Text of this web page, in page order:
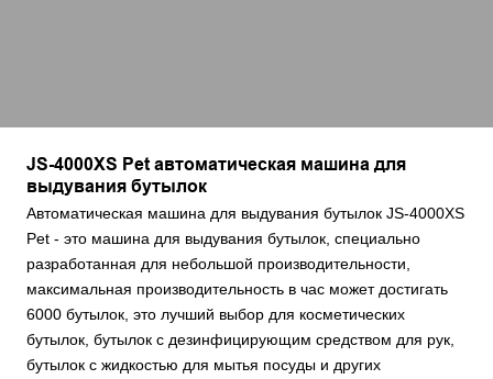
JS-4000XS Pet автоматическая машина для
выдувания бутылок
Автоматическая машина для выдувания бутылок JS-4000XS
Pet - это машина для выдувания бутылок, специально
разработанная для небольшой производительности,
максимальная производительность в час может достигать
6000 бутылок, это лучший выбор для косметических
бутылок, бутылок с дезинфицирующим средством для рук,
бутылок с жидкостью для мытья посуды и других